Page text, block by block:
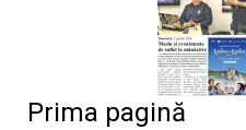
Prima pagină